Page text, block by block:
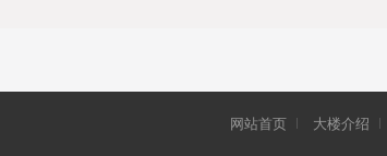
网站首页 大楼介绍